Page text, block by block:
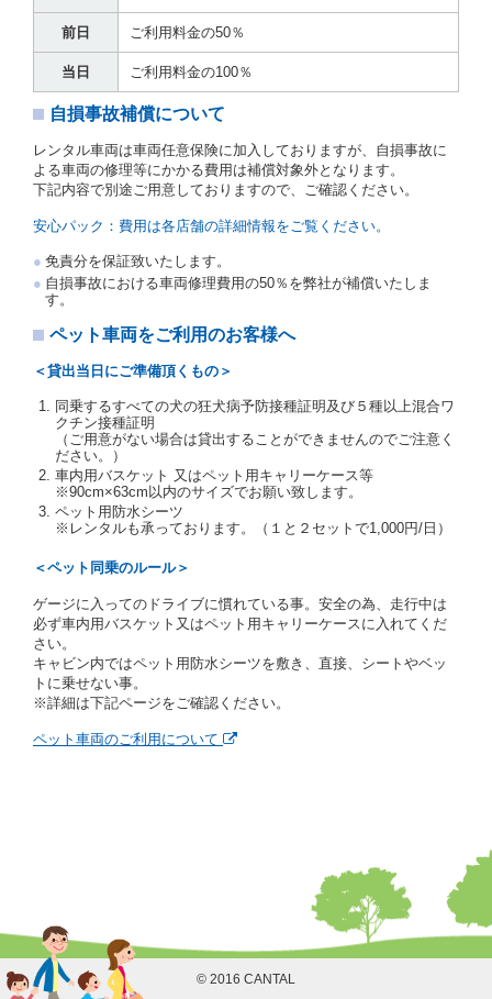
す。
当社は、監督官庁の基本通達（注１）に基づき、貸渡
運転者の氏名、住所、運転免許の種類及び運転免許証
写しを添付するため、貸渡契約の締結にあたり、借受
人に対し、借受人の指定する運転者（以下「運転者」
といいます。）の運転免許証の提示を求めるほか、そ
の写しの提出を求めることがあります。この場合、借
受人は、自己が運転者であるときは自己の運転免許証
の運転免許証を提示するものとします。
交通局長通達「レンタカーに関する基本通達」（自
旅第138号 平成7年6月13日）の２．(10)及び(11)の
注２）運転免許証とは、道路交通法第９２条に規定
される運転免許証のうち、道路交通法施行規則第１
９条別記様式第１４の書式の運転免許証をいいま
す。
当社は、貸渡契約の締結にあたり、借受人及び運転者
に対し、運転免許証のほかに本人確認ができる書類の
提示を求め、及び提出された書類の写しをとることが
あります。
当社は、貸渡契約の締結にあたり、借受期間中に借受
人及び運転者と連絡するための携帯電話番号等の告知
を求めます。
レジットカード若しくは現金による支払いを求め、又
借受人は契約後の借受期間の延長はできないものとし
ます。
当社は、借受人又は運転者が前3項に従わない場合
は、貸渡契約の締結を拒絶するとともに、予約を取消
すことができるものとします。なお、この場合の予約
申込金等の扱いについては、第4条第5項を適用するも
のとします。
有していないとき、又は運転免許証の提示をせず、
もしくは当社が求めたにもかかわらず、その運転者
の運転免許証の写しの提出に同意しないとき。 ②
酒気を帯びていると認められるとき。
③ 麻薬、覚せい剤、シンナー、危険ドラッグ等によ
る中毒症状等を呈していると認められるとき。
④ チャイルドシートがないにもかかわらず６才未満
前日 ご利用料金の50％
当日 ご利用料金の100％
自損事故補償について
レンタル車両は車両任意保険に加入しておりますが、自損事故に
よる車両の修理等にかかる費用は補償対象外となります。
下記内容で別途ご用意しておりますので、ご確認ください。
安心パック：費用は各店舗の詳細情報をご覧ください。
免責分を保証致いたします。
自損事故における車両修理費用の50％を弊社が補償いたしま
す。
ペット車両をご利用のお客様へ
＜貸出当日にご準備頂くもの＞
同乗するすべての犬の狂犬病予防接種証明及び５種以上混合ワ
クチン接種証明
（ご用意がない場合は貸出することができませんのでご注意く
ださい。）
車内用バスケット 又はペット用キャリーケース等
※90cm×63cm以内のサイズでお願い致します。
ペット用防水シーツ
※レンタルも承っております。（１と２セットで1,000円/日）
＜ペット同乗のルール＞
ゲージに入ってのドライブに慣れている事。安全の為、走行中は
必ず車内用バスケット又はペット用キャリーケースに入れてくだ
さい。
キャビン内ではペット用防水シーツを敷き、直接、シートやベッ
トに乗せない事。
※詳細は下記ページをご確認ください。
ペット車両のご利用について
© 2016 CANTAL